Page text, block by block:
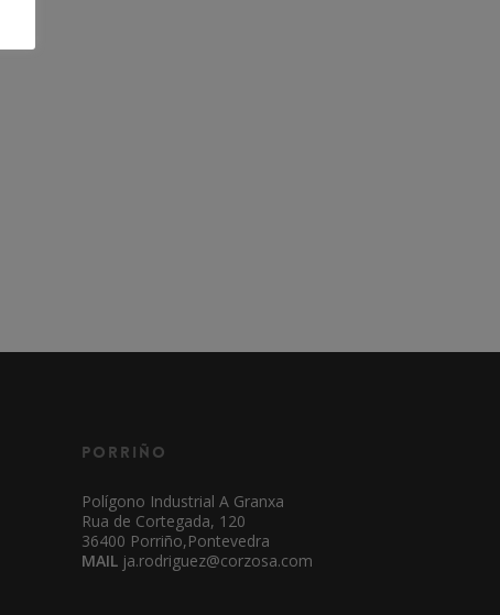
Porriño
Polígono Industrial A Granxa
Rua de Cortegada, 120
36400 Porriño,Pontevedra
MAILja.rodriguez@corzosa.com